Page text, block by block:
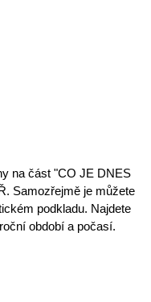
na část "CO JE DNES
Samozřejmě je můžete
podkladu. Najdete
období a počasí.